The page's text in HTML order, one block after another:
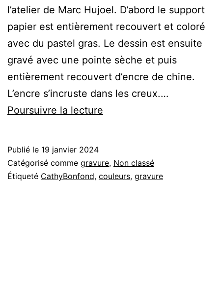
l’atelier de Marc Hujoel. D’abord le support
papier est entièrement recouvert et coloré
avec du pastel gras. Le dessin est ensuite
gravé avec une pointe sèche et puis
entièrement recouvert d’encre de chine.
L’encre s’incruste dans les creux.…
Poursuivre la lecture
Publié le 19 janvier 2024
Catégorisé comme gravure, Non classé
Étiqueté CathyBonfond, couleurs, gravure